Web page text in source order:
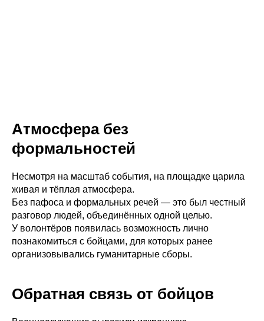
Атмосфера без
формальностей
Несмотря на масштаб события, на площадке царила
живая и тёплая атмосфера.
Без пафоса и формальных речей — это был честный
разговор людей, объединённых одной целью.
У волонтёров появилась возможность лично
познакомиться с бойцами, для которых ранее
организовывались гуманитарные сборы.
Обратная связь от бойцов